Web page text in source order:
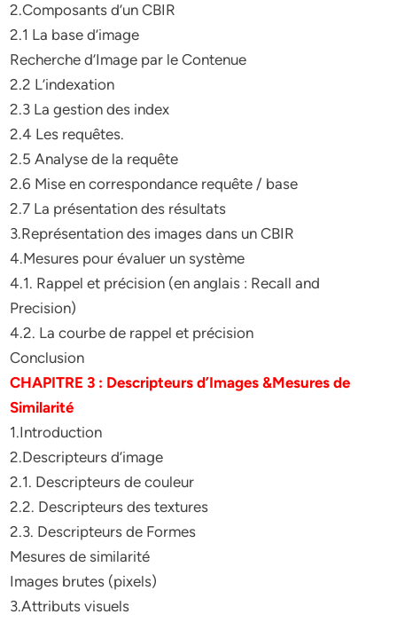
2.Composants d’un CBIR
2.1 La base d’image
Recherche d’Image par le Contenue
2.2 L’indexation
2.3 La gestion des index
2.4 Les requêtes.
2.5 Analyse de la requête
2.6 Mise en correspondance requête / base
2.7 La présentation des résultats
3.Représentation des images dans un CBIR
4.Mesures pour évaluer un système
4.1. Rappel et précision (en anglais : Recall and
Precision)
4.2. La courbe de rappel et précision
Conclusion
CHAPITRE 3 : Descripteurs d’Images &Mesures de
Similarité
1.Introduction
2.Descripteurs d’image
2.1. Descripteurs de couleur
2.2. Descripteurs des textures
2.3. Descripteurs de Formes
Mesures de similarité
Images brutes (pixels)
3.Attributs visuels